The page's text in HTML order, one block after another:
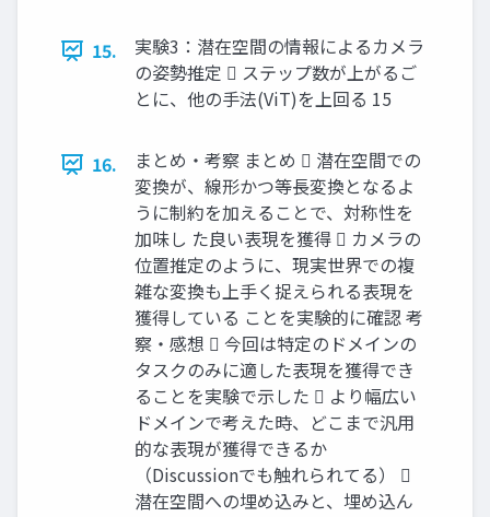
15.
実験3：潜在空間の情報によるカメラ
の姿勢推定  ステップ数が上がるご
とに、他の手法(ViT)を上回る 15
16.
まとめ・考察 まとめ  潜在空間での
変換が、線形かつ等長変換となるよ
うに制約を加えることで、対称性を
加味し た良い表現を獲得  カメラの
位置推定のように、現実世界での複
雑な変換も上手く捉えられる表現を
獲得している ことを実験的に確認 考
察・感想  今回は特定のドメインの
タスクのみに適した表現を獲得でき
ることを実験で示した  より幅広い
ドメインで考えた時、どこまで汎用
的な表現が獲得できるか
（Discussionでも触れられてる） 
潜在空間への埋め込みと、埋め込ん